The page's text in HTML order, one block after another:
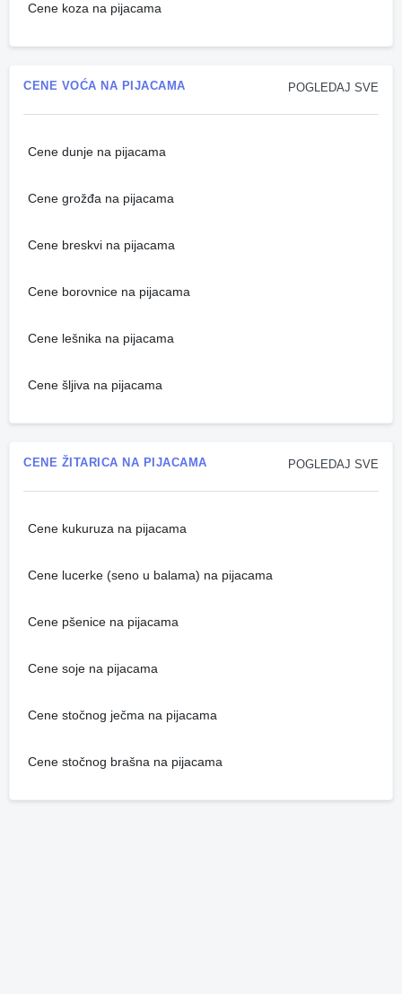
Cene koza na pijacama
POGLEDAJ SVE
CENE VOĆA NA PIJACAMA
Cene dunje na pijacama
Cene grožđa na pijacama
Cene breskvi na pijacama
Cene borovnice na pijacama
Cene lešnika na pijacama
Cene šljiva na pijacama
POGLEDAJ SVE
CENE ŽITARICA NA PIJACAMA
Cene kukuruza na pijacama
Cene lucerke (seno u balama) na pijacama
Cene pšenice na pijacama
Cene soje na pijacama
Cene stočnog ječma na pijacama
Cene stočnog brašna na pijacama